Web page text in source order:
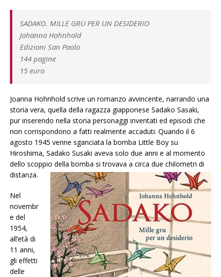
SADAKO. MILLE GRU PER UN DESIDERIO
Johanna Hohnhold
Edizioni San Paolo
144 pagine
15 euro
Joanna Hohnhold scrive un romanzo avvincente, narrando una
storia vera, quella della ragazza giapponese Sadako Sasaki,
pur inserendo nella storia personaggi inventati ed episodi che
non corrispondono a fatti realmente accaduti. Quando il 6
agosto 1945 venne sganciata la bomba Little Boy su
Hiroshima, Sadako Susaki aveva solo due anni e al momento
dello scoppio della bomba si trovava a circa due chilometri di
distanza.
Nel
novembr
e del
1954,
all’età di
11 anni,
gli effetti
delle